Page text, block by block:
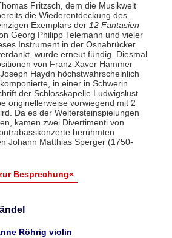
Fritzsch, dem die Musikwelt
die Wiederentdeckung des
Exemplars der 12 Fantasien
Georg Philipp Telemann und vieler
Instrument in der Osnabrücker
wurde erneut fündig. Diesmal
von Franz Xaver Hammer
Haydn höchstwahrscheinlich
in einer in Schwerin
der Schlosskapelle Ludwigslust
originellerweise vorwiegend mit 2
Da es der Weltersteinspielungen
kamen zwei Divertimenti von
berühmten
Johann Matthias Sperger (1750-
Besprechung«
Röhrig violin